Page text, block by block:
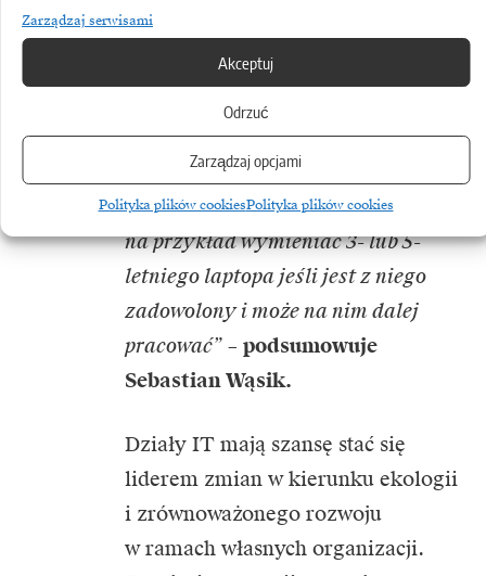
Zarządzaj serwisami
Akceptuj
Odrzuć
Zarządzaj opcjami
Polityka plików cookiesPolityka plików cookies
satysfakcji z urządzeń służbowych.
„Zebrane wyniki mogą być kluczowe
przy obniżaniu kosztów
i zapewnieniu zrównoważonego
rozwoju. Pracownik nie musi
na przykład wymieniać 3- lub 5-
letniego laptopa jeśli jest z niego
zadowolony i może na nim dalej
pracować” – podsumowuje
Sebastian Wąsik.
Działy IT mają szansę stać się
liderem zmian w kierunku ekologii
i zrównoważonego rozwoju
w ramach własnych organizacji.